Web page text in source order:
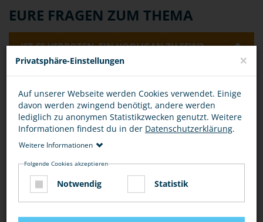
EURE FRAGEN ZUM THEMA
IST ES VERBOTEN, EIN HOOLIGAN ZU SEIN?
verboten oder strafbar. Eine Strafbarkeit kann allerdings
dann vorliegen, wenn man sich beispielsweise als
Hooligan-Gruppe zu einer Schlägerei verabredet.
Rechtlich kann dies als
"Androhung von Straftaten" (§
126 StGB)oder als
"Billigung von Straftaten" (§ 140
IST DAS VERABREDEN EINER SCHLÄGEREI
STRAFBAR?
Privatsphäre-Einstellungen ×
Auf unserer Webseite werden Cookies verwendet. Einige
davon werden zwingend benötigt, andere werden
lediglich zu anonymen Statistikzwecken genutzt. Weitere
Informationen findest du in der Datenschutzerklärung.
Weitere Informationen
Folgende Cookies akzeptieren
Notwendig Statistik